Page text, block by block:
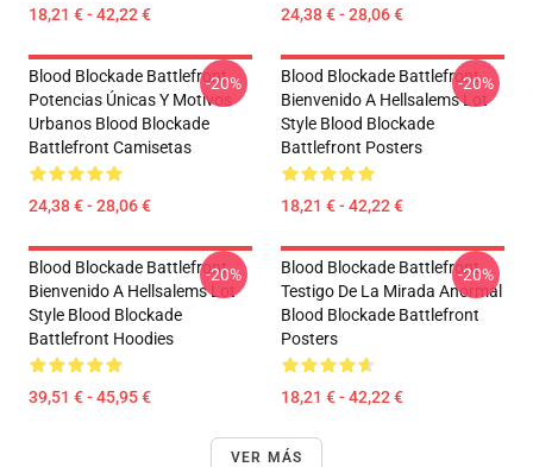
18,21 € - 42,22 € 24,38 € - 28,06 €
Blood Blockade Battlefront
Potencias Únicas Y Motivos
Urbanos Blood Blockade
Battlefront Camisetas
24,38 € - 28,06 €
-20%
Blood Blockade Battlefront
Bienvenido A Hellsalems Lot
Style Blood Blockade
Battlefront Posters
18,21 € - 42,22 €
-20%
Blood Blockade Battlefront
Bienvenido A Hellsalems Lot
Style Blood Blockade
Battlefront Hoodies
39,51 € - 45,95 €
-20%
Blood Blockade Battlefront
Testigo De La Mirada Anormal
Blood Blockade Battlefront
Posters
18,21 € - 42,22 €
-20%
VER MÁS